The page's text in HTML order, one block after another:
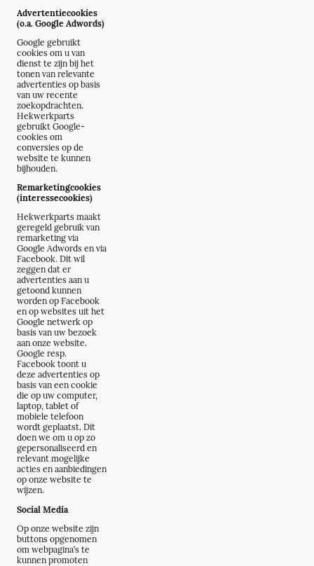
Advertentiecookies
(o.a. Google Adwords)
Google gebruikt
cookies om u van
dienst te zijn bij het
tonen van relevante
advertenties op basis
van uw recente
zoekopdrachten.
Hekwerkparts
gebruikt Google-
cookies om
conversies op de
website te kunnen
bijhouden.
Remarketingcookies
(interessecookies)
Hekwerkparts maakt
geregeld gebruik van
remarketing via
Google Adwords en via
Facebook. Dit wil
zeggen dat er
advertenties aan u
getoond kunnen
worden op Facebook
en op websites uit het
Google netwerk op
basis van uw bezoek
aan onze website.
Google resp.
Facebook toont u
deze advertenties op
basis van een cookie
die op uw computer,
laptop, tablet of
mobiele telefoon
wordt geplaatst. Dit
doen we om u op zo
gepersonaliseerd en
relevant mogelijke
acties en aanbiedingen
op onze website te
wijzen.
Social Media
Op onze website zijn
buttons opgenomen
om webpagina’s te
kunnen promoten